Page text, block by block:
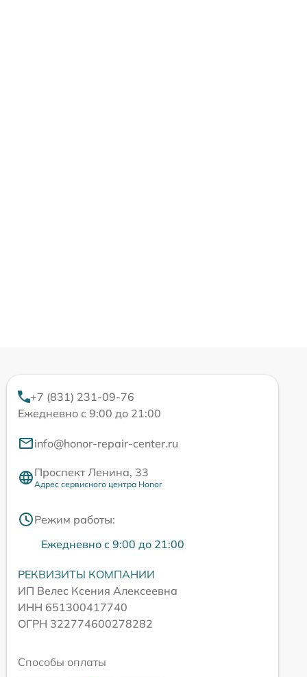
+7 (831) 231-09-76
Ежедневно с 9:00 до 21:00
info@honor-repair-center.ru
Проспект Ленина, 33
Адрес сервисного центра Honor
Режим работы:
Ежедневно с 9:00 до 21:00
РЕКВИЗИТЫ КОМПАНИИ
ИП Велес Ксения Алексеевна
ИНН 651300417740
ОГРН 322774600278282
Способы оплаты